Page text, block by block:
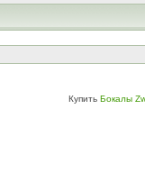
Купить Бокалы